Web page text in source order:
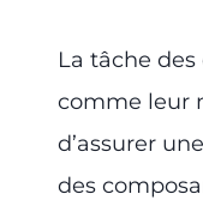
La tâche
comme leur
d’assurer
des